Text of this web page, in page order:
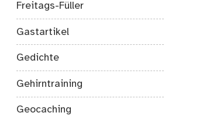
Freitags-Füller
Gastartikel
Gedichte
Gehirntraining
Geocaching